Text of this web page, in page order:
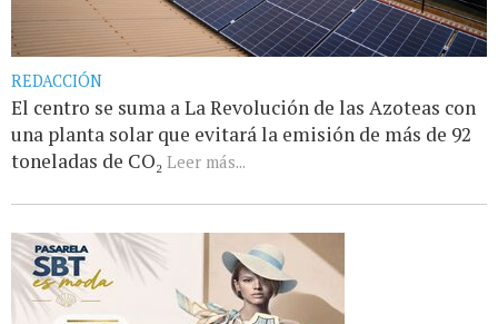
REDACCIÓN
El centro se suma a La Revolución de las Azoteas con
una planta solar que evitará la emisión de más de 92
toneladas de CO₂ Leer más...